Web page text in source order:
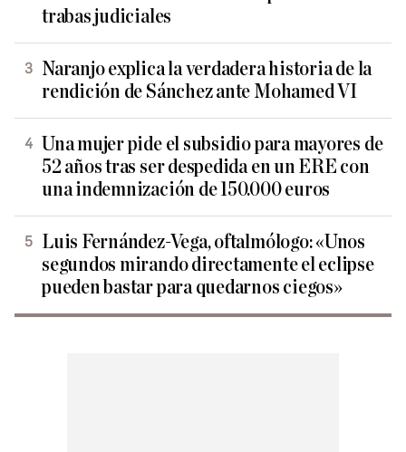
trabas judiciales
Naranjo explica la verdadera historia de la
rendición de Sánchez ante Mohamed VI
Una mujer pide el subsidio para mayores de
52 años tras ser despedida en un ERE con
una indemnización de 150.000 euros
Luis Fernández-Vega, oftalmólogo: «Unos
segundos mirando directamente el eclipse
pueden bastar para quedarnos ciegos»